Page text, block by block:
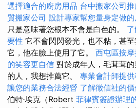
選擇適合的廚房用品 台中搬家公司
質搬家公司 設計專家幫您量身定做
只是意味著您根本不會是白色的。
要性 它不會閃閃發光，也不粘，甚
它，他在臉上使用了它。 西屯區按
的笑容更自信 對於成年人，毛茸茸
的人，我想推薦它。 專業會計師提
讓您的業務合法經營 了解徵信社的
伯特·埃克（Robert 菲律賓簽證辦理